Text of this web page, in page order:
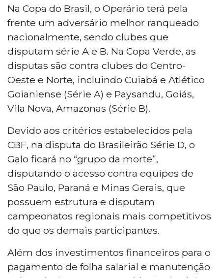
Na Copa do Brasil, o Operário terá pela
frente um adversário melhor ranqueado
nacionalmente, sendo clubes que
disputam série A e B. Na Copa Verde, as
disputas são contra clubes do Centro-
Oeste e Norte, incluindo Cuiabá e Atlético
Goianiense (Série A) e Paysandu, Goiás,
Vila Nova, Amazonas (Série B).
Devido aos critérios estabelecidos pela
CBF, na disputa do Brasileirão Série D, o
Galo ficará no “grupo da morte”,
disputando o acesso contra equipes de
São Paulo, Paraná e Minas Gerais, que
possuem estrutura e disputam
campeonatos regionais mais competitivos
do que os demais participantes.
Além dos investimentos financeiros para o
pagamento de folha salarial e manutenção